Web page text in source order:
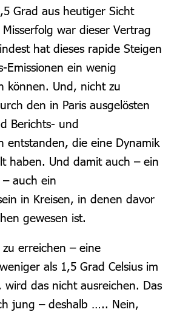
Grad aus heutiger Sicht
war dieser Vertrag
hat dieses rapide Steigen
Emissionen ein wenig
können. Und, nicht zu
den in Paris ausgelösten
Berichts- und
entstanden, die eine Dynamik
haben. Und damit auch – ein
auch ein
in Kreisen, in denen davor
gewesen ist.
zu erreichen – eine
als 1,5 Grad Celsius im
wird das nicht ausreichen. Das
jung – deshalb ….. Nein,